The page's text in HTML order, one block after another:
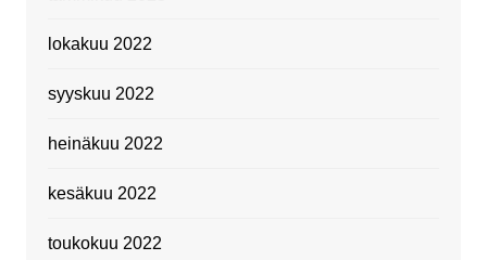
lokakuu 2022
syyskuu 2022
heinäkuu 2022
kesäkuu 2022
toukokuu 2022